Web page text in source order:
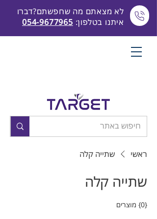
לא מצאתם מה שחפשתם?דברו
איתנו בטלפון: 054-9677965
ראשי שתייה קלה
שתייה קלה
{0} מוצרים